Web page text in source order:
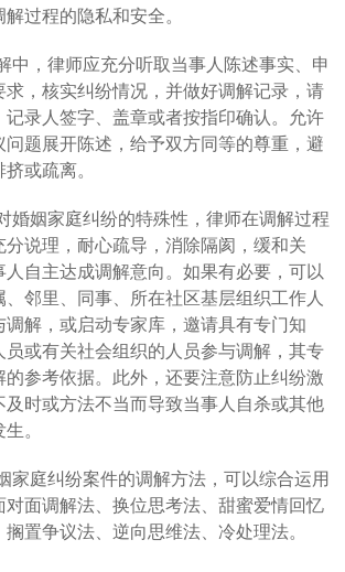
过程的隐私和安全。
中，律师应充分听取当事人陈述事实、申
求，核实纠纷情况，并做好调解记录，请
记录人签字、盖章或者按指印确认。允许
问题展开陈述，给予双方同等的尊重，避
或疏离。
婚姻家庭纠纷的特殊性，律师在调解过程
分说理，耐心疏导，消除隔阂，缓和关
人自主达成调解意向。如果有必要，可以
邻里、同事、所在社区基层组织工作人
调解，或启动专家库，邀请具有专门知
员或有关社会组织的人员参与调解，其专
的参考依据。此外，还要注意防止纠纷激
及时或方法不当而导致当事人自杀或其他
。
家庭纠纷案件的调解方法，可以综合运用
对面调解法、换位思考法、甜蜜爱情回忆
置争议法、逆向思维法、冷处理法。